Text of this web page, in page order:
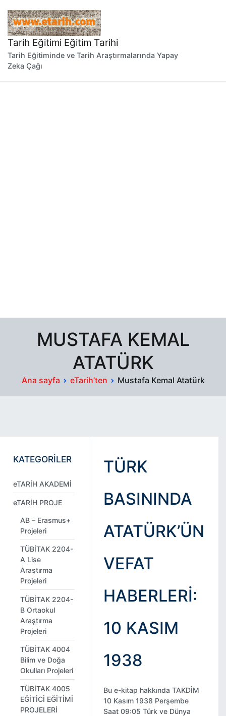
geç
Tarih Eğitimi Eğitim Tarihi
Tarih Eğitiminde ve Tarih Araştırmalarında Yapay
Zeka Çağı
MUSTAFA KEMAL
ATATÜRK
Ana sayfa eTarih’ten Mustafa Kemal Atatürk
TÜRK
BASININDA
ATATÜRK’ÜN
VEFAT
HABERLERI:
10 KASIM
1938
Bu e-kitap hakkında TAKDİM
10 Kasım 1938 Perşembe
Saat 09:05 Türk ve Dünya
KATEGORİLER
eTARİH AKADEMİ
eTARİH PROJE
AB – Erasmus+
Projeleri
TÜBİTAK 2204-
A Lise
Araştırma
Projeleri
TÜBİTAK 2204-
B Ortaokul
Araştırma
Projeleri
TÜBİTAK 4004
Bilim ve Doğa
Okulları Projeleri
TÜBİTAK 4005
EĞİTİCİ EĞİTİMİ
PROJELERİ